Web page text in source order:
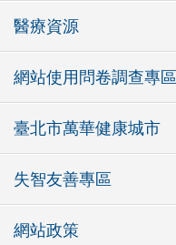
醫療資源
網站使用問卷調查專區
臺北市萬華健康城市
失智友善專區
網站政策